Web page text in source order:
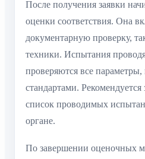
После получения заявки
оценки соответствия. Она
документарную проверку,
техники. Испытания
проверяются все
стандартами. Рекомендуется
список проводимых
органе.
По завершении оценочных